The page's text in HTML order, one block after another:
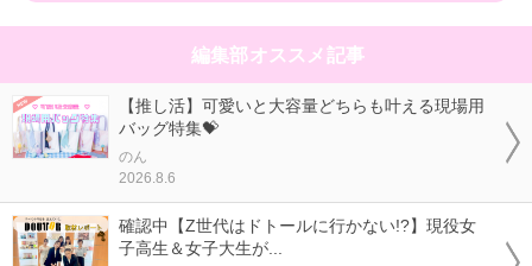
編集部オススメ記事
【推し活】可愛いと大容量どちらも叶える現場用
バッグ特集💝
のん
2026.8.6
確認中【Z世代はドトールに行かない!?】現役女
子高生＆女子大生が...